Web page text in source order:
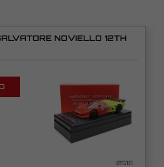
NOVIELLO 12TH
0516